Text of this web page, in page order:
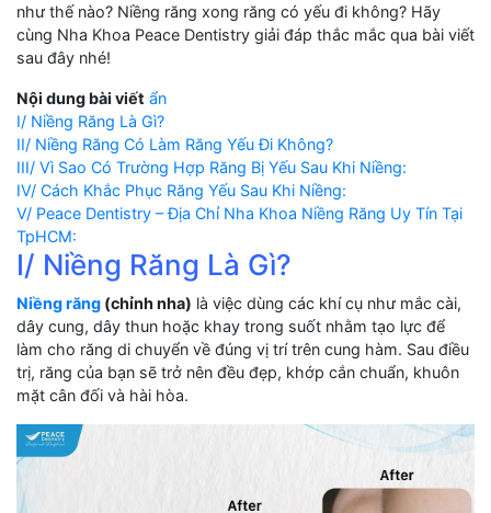
như thế nào? Niềng răng xong răng có yếu đi không? Hãy
cùng Nha Khoa Peace Dentistry giải đáp thắc mắc qua bài viết
sau đây nhé!
Nội dung bài viết ẩn
I/ Niềng Răng Là Gì?
II/ Niềng Răng Có Làm Răng Yếu Đi Không?
III/ Vì Sao Có Trường Hợp Răng Bị Yếu Sau Khi Niềng:
IV/ Cách Khắc Phục Răng Yếu Sau Khi Niềng:
V/ Peace Dentistry – Địa Chỉ Nha Khoa Niềng Răng Uy Tín Tại
TpHCM:
I/ Niềng Răng Là Gì?
Niềng răng (chỉnh nha) là việc dùng các khí cụ như mắc cài,
dây cung, dây thun hoặc khay trong suốt nhằm tạo lực để
làm cho răng di chuyển về đúng vị trí trên cung hàm. Sau điều
trị, răng của bạn sẽ trở nên đều đẹp, khớp cắn chuẩn, khuôn
mặt cân đối và hài hòa.